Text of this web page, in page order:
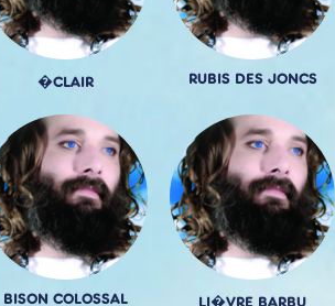
�CLAIR RUBIS DES JONCS
BISON COLOSSAL